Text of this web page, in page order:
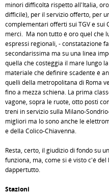
minori difficoltà rispetto all'Italia,
difficile), per il servizio offerto, per
complementari offerti sui TGV e sui
merci. Ma non tutto é oro quel che
espressi regionali, - constatazione
secondarissima ma su una linea
quella che costeggia il mare lungo
materiale che definire scadente é
quelli della metropolitana di Roma
fino a mezza schiena. La prima
vagone, sopra le ruote, otto posti
treni in servizio sulla Milano-
migliori ma lo sono anche le
e della Colico-Chiavenna.
Resta, certo, il giudizio di fondo su
funziona, ma, come si é visto c'é
dappertutto.
Stazioni